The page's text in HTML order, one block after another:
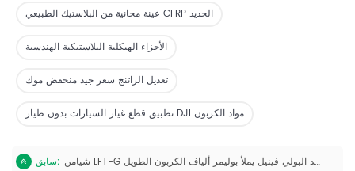
عينة مجانية من البلاستيك الطبيعي CFRP الجديد
الأجزاء الهيكلية البلاستيكية الهندسية
تعديل الراتنج سعر جيد منخفض موك
تطبيق قطع غيار السيارات بدون طيار DJI مواد الكربون
سابق: شيامن LFT-G كبريتيد البولي فينيل يملأ بوليمر ألياف الكربون الطويل PPS